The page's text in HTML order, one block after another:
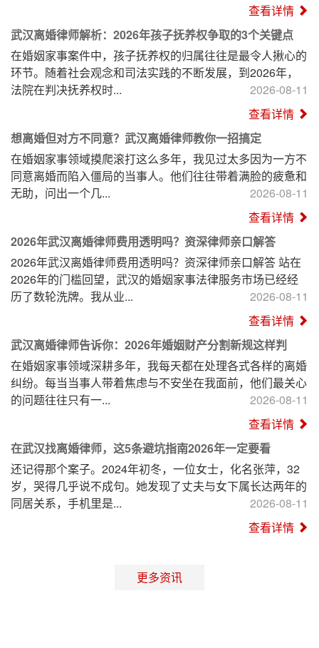
查看详情
武汉离婚律师解析：2026年孩子抚养权争取的3个关键点
在婚姻家事案件中，孩子抚养权的归属往往是最令人揪心的
环节。随着社会观念和司法实践的不断发展，到2026年，
法院在判决抚养权时...
2026-08-11
查看详情
想离婚但对方不同意？武汉离婚律师教你一招搞定
在婚姻家事领域摸爬滚打这么多年，我见过太多因为一方不
同意离婚而陷入僵局的当事人。他们往往带着满脸的疲惫和
无助，问出一个几...
2026-08-11
查看详情
2026年武汉离婚律师费用透明吗？资深律师亲口解答
2026年武汉离婚律师费用透明吗？资深律师亲口解答 站在
2026年的门槛回望，武汉的婚姻家事法律服务市场已经经
历了数轮洗牌。我从业...
2026-08-11
查看详情
武汉离婚律师告诉你：2026年婚姻财产分割新规这样判
在婚姻家事领域深耕多年，我每天都在处理各式各样的离婚
纠纷。每当当事人带着焦虑与不安坐在我面前，他们最关心
的问题往往只有一...
2026-08-11
查看详情
在武汉找离婚律师，这5条避坑指南2026年一定要看
还记得那个案子。2024年初冬，一位女士，化名张萍，32
岁，哭得几乎说不成句。她发现了丈夫与女下属长达两年的
同居关系，手机里是...
2026-08-11
查看详情
更多资讯